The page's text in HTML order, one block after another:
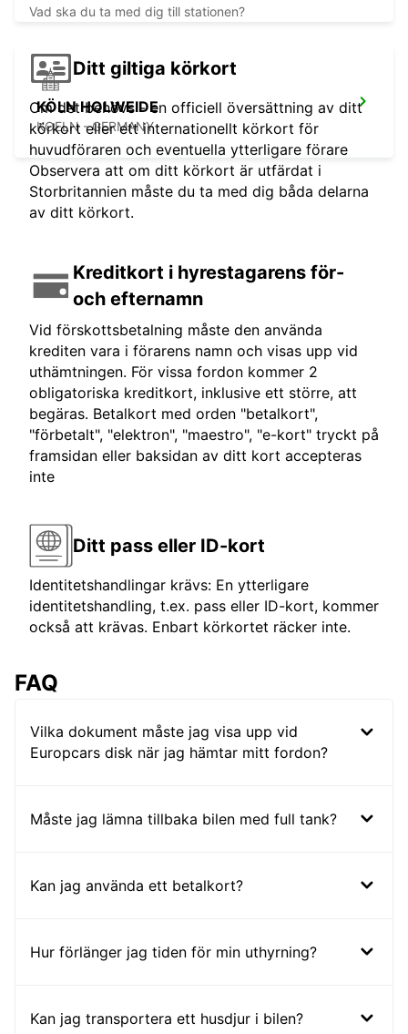
KÖLN HOLWEIDE
KOELN - GERMANY
Vad ska du ta med dig till stationen?
Ditt giltiga körkort
Om det behövs - en officiell översättning av ditt
körkort eller ett internationellt körkort för
huvudföraren och eventuella ytterligare förare
Observera att om ditt körkort är utfärdat i
Storbritannien måste du ta med dig båda delarna
av ditt körkort.
Kreditkort i hyrestagarens för-
och efternamn
Vid förskottsbetalning måste den använda
krediten vara i förarens namn och visas upp vid
uthämtningen. För vissa fordon kommer 2
obligatoriska kreditkort, inklusive ett större, att
begäras. Betalkort med orden "betalkort",
"förbetalt", "elektron", "maestro", "e-kort" tryckt på
framsidan eller baksidan av ditt kort accepteras
inte
Ditt pass eller ID-kort
Identitetshandlingar krävs: En ytterligare
identitetshandling, t.ex. pass eller ID-kort, kommer
också att krävas. Enbart körkortet räcker inte.
FAQ
Vilka dokument måste jag visa upp vid
Europcars disk när jag hämtar mitt fordon?
Måste jag lämna tillbaka bilen med full tank?
Kan jag använda ett betalkort?
Hur förlänger jag tiden för min uthyrning?
Kan jag transportera ett husdjur i bilen?